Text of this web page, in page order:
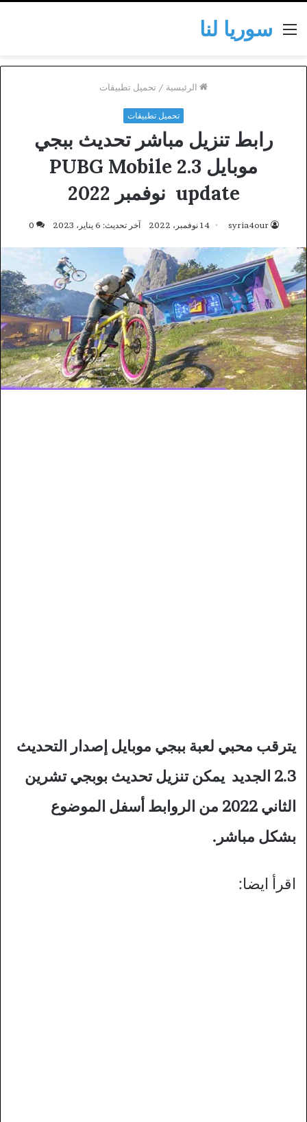
سوريا لناالقائمة
الرئيسية / تحميل تطبيقات
تحميل تطبيقات
رابط تنزيل مباشر تحديث ببجي
موبايل 2.3 PUBG Mobile
update نوفمبر 2022
syria4our 14 نوفمبر، 2022 آخر تحديث: 6 يناير، 2023 0
يترقب محبي لعبة ببجي موبايل إصدار التحديث
2.3 الجديد يمكن تنزيل تحديث بوبجي تشرين
الثاني 2022 من الروابط أسفل الموضوع
بشكل مباشر.
اقرأ ايضا: